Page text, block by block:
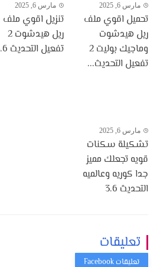
مارس 6, 2025
تحميل اقوي ملف
ريل هيدشوت
وماجيك بوليت 2
تفعيل التحديث...
مارس 6, 2025
تنزيل اقوي ملف
ريل هيدشوت 2
تفعيل التحديث 3.6
مارس 6, 2025
تشكيلة سكنات
قويه تجعلك مميز
جدا كوريه وعالميه
التحديث 3.6
تعليقات